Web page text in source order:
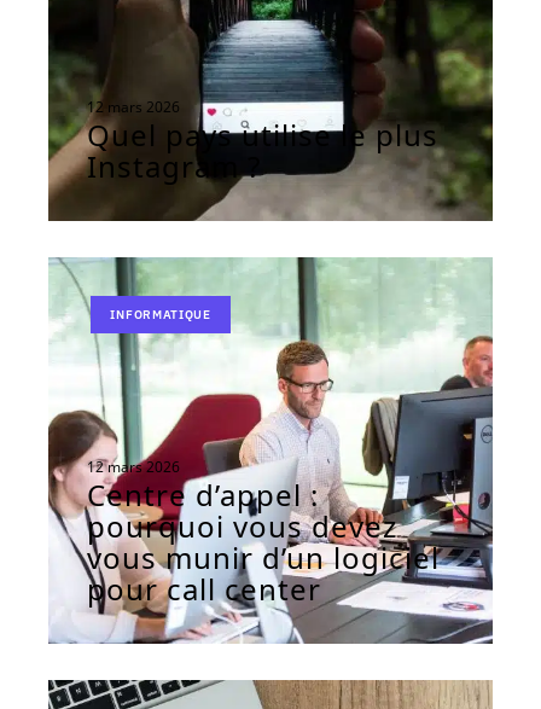
12 mars 2026
Quel pays utilise le plus
Instagram ?
INFORMATIQUE
12 mars 2026
Centre d’appel :
pourquoi vous devez
vous munir d’un logiciel
pour call center